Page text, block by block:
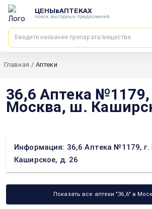
ЦЕНЫвАПТЕКАХ
поиск выгодных предложений
Главная / Аптеки
36,6 Аптека №1179,
Москва, ш.
Информация: 36,6 Аптека №1179, г.
Каширское, д. 26
Показать все аптеки "36,6" в